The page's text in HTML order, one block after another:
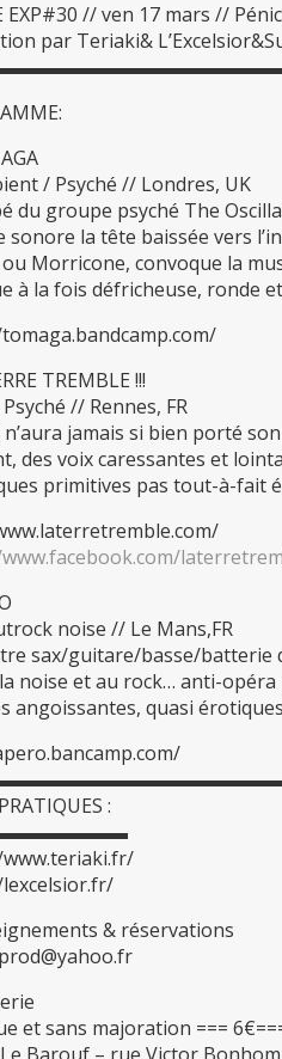
EXP#30 // ven 17 mars //
par Teriaki&
/ Psyché // Londres, UK
du groupe psyché The
sonore la tête baissée vers
Morricone, convoque la
à la fois défricheuse, ronde
TREMBLE !!!
// Rennes, FR
n’aura jamais si bien porté
des voix caressantes et
primitives pas tout-à-fait
noise // Le Mans,FR
sax/guitare/basse/batterie
noise et au rock… anti-
angoissantes, quasi
:
www.teriaki.fr/
& réservations
et sans majoration ===